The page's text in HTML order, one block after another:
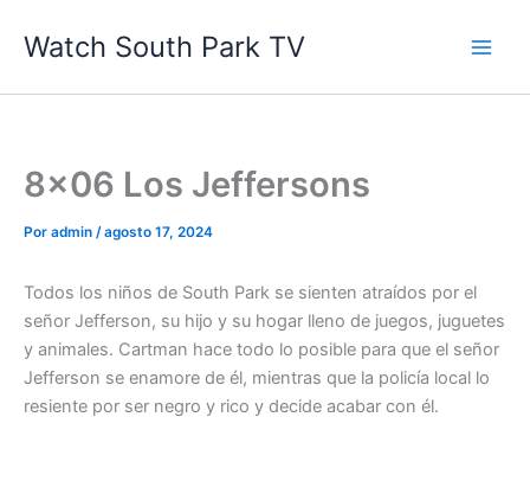
Watch South Park TV
8×06 Los Jeffersons
Por admin /agosto 17, 2024
Todos los niños de South Park se sienten atraídos por el
señor Jefferson, su hijo y su hogar lleno de juegos, juguetes
y animales. Cartman hace todo lo posible para que el señor
Jefferson se enamore de él, mientras que la policía local lo
resiente por ser negro y rico y decide acabar con él.